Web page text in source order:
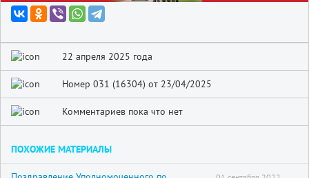
22 апреля 2025 года
Номер 031 (16304) от 23/04/2025
Комментариев пока что нет
ПОХОЖИЕ МАТЕРИАЛЫ